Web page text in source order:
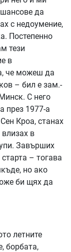
да
с недоумение,
Постепенно
тези
в
че можеш да
– бил е зам.-
С него
през 1977-а
Кроа, станах
в
Завърших
– тогава
но ако
би щях да
летните
борбата,